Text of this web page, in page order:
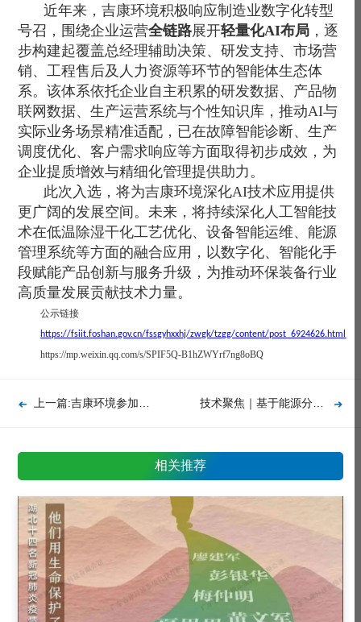
近年来，吉康环境积极响应制造业数字化转型
号召，围绕企业运营全链路展开轻量化AI布局 ，逐
步构建起覆盖总经理辅助决策、研发支持、市场营
销、工程售后及人力资源等环节的智能体生态体
系。该体系依托企业自主积累的研发数据、产品物
联网数据、生产运营系统与个性知识库，推动AI与
实际业务场景精准适配，已在故障智能诊断、生产
调度优化、客户需求响应等方面取得初步成效，为
企业提质增效与精细化管理提供助力。
此次入选，将为吉康环境深化AI技术应用提供
更广阔的发展空间。未来，将持续深化人工智能技
术在低温除湿干化工艺优化、设备智能运维、能源
管理系统等方面的融合应用，以数字化、智能化手
段赋能产品创新与服务升级，为推动环保装备行业
高质量发展贡献技术力量。
公示链接
https://fsiit.foshan.gov.cn/fssgyhxxhj/zwgk/tzgg/content/post_6924626.html
https://mp.weixin.qq.com/s/SPIF5Q-B1hZWYrf7ng8oBQ
相关推荐